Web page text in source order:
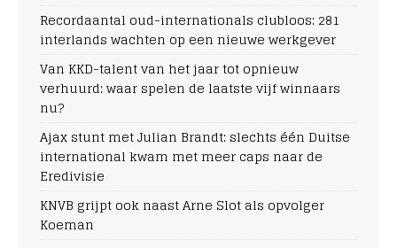
Recordaantal oud-internationals clubloos: 281
interlands wachten op een nieuwe werkgever
Van KKD-talent van het jaar tot opnieuw
verhuurd: waar spelen de laatste vijf winnaars
nu?
Ajax stunt met Julian Brandt: slechts één Duitse
international kwam met meer caps naar de
Eredivisie
KNVB grijpt ook naast Arne Slot als opvolger
Koeman